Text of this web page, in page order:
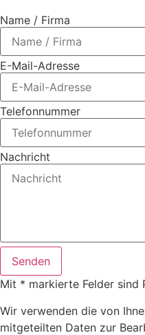
Name / Firma
E-Mail-Adresse
Telefonnummer
Nachricht
Senden
Mit * markierte Felder sind
Wir verwenden die von
mitgeteilten Daten zur